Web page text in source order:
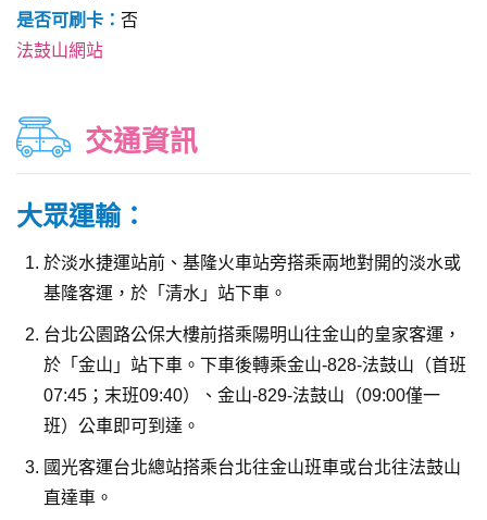
是否可刷卡： 否
法鼓山網站
交通資訊
大眾運輸：
於淡水捷運站前、基隆火車站旁搭乘兩地對開的淡水或
基隆客運，於「清水」站下車。
台北公園路公保大樓前搭乘陽明山往金山的皇家客運，
於「金山」站下車。下車後轉乘金山-828-法鼓山（首班
07:45；末班09:40）、金山-829-法鼓山（09:00僅一
班）公車即可到達。
國光客運台北總站搭乘台北往金山班車或台北往法鼓山
直達車。